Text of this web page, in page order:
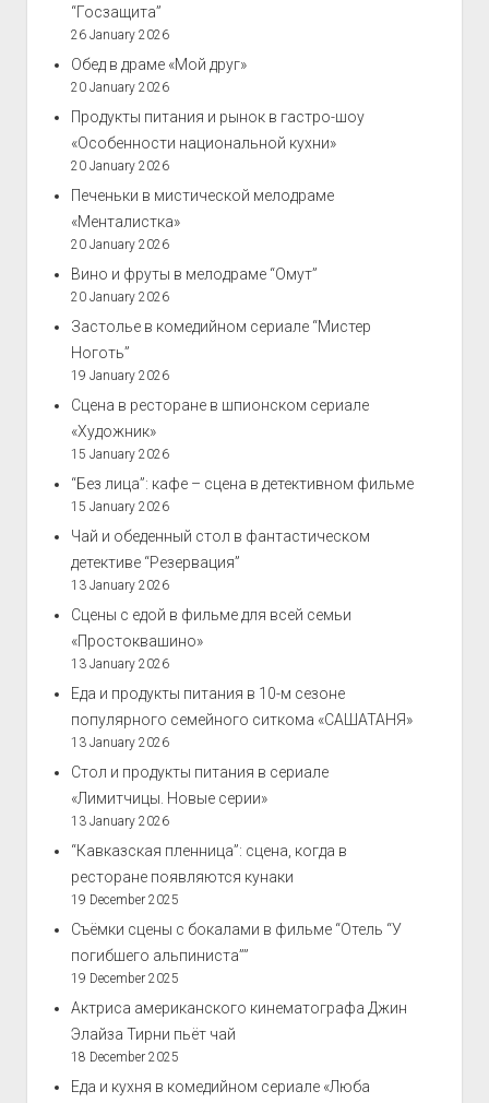
“Госзащита”
26 January 2026
Обед в драме «Мой друг»
20 January 2026
Продукты питания и рынок в гастро-шоу
«Особенности национальной кухни»
20 January 2026
Печеньки в мистической мелодраме
«Менталистка»
20 January 2026
Вино и фруты в мелодраме “Омут”
20 January 2026
Застолье в комедийном сериале “Мистер
Ноготь”
19 January 2026
Сцена в ресторане в шпионском сериале
«Художник»
15 January 2026
“Без лица”: кафе – сцена в детективном фильме
15 January 2026
Чай и обеденный стол в фантастическом
детективе “Резервация”
13 January 2026
Сцены с едой в фильме для всей семьи
«Простоквашино»
13 January 2026
Еда и продукты питания в 10-м сезоне
популярного семейного ситкома «САШАТАНЯ»
13 January 2026
Стол и продукты питания в сериале
«Лимитчицы. Новые серии»
13 January 2026
“Кавказская пленница”: сцена, когда в
ресторане появляются кунаки
19 December 2025
Съёмки сцены с бокалами в фильме “Отель “У
погибшего альпиниста””
19 December 2025
Актриса американского кинематографа Джин
Элайза Тирни пьёт чай
18 December 2025
Еда и кухня в комедийном сериале «Люба